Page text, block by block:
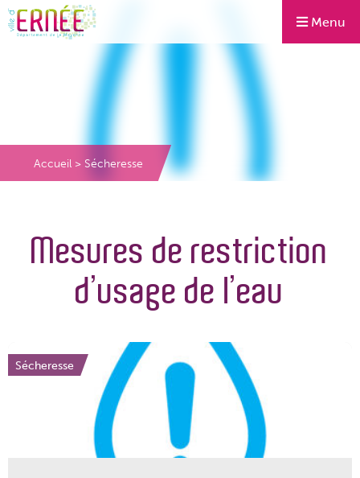
Menu
Accueil > Sécheresse
Mesures de restriction
d’usage de l’eau
Sécheresse